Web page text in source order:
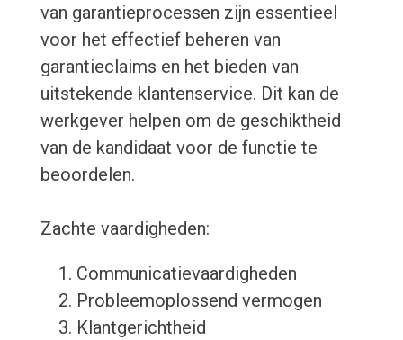
van garantieprocessen zijn essentieel
voor het effectief beheren van
garantieclaims en het bieden van
uitstekende klantenservice. Dit kan de
werkgever helpen om de geschiktheid
van de kandidaat voor de functie te
beoordelen.
Zachte vaardigheden:
Communicatievaardigheden
Probleemoplossend vermogen
Klantgerichtheid